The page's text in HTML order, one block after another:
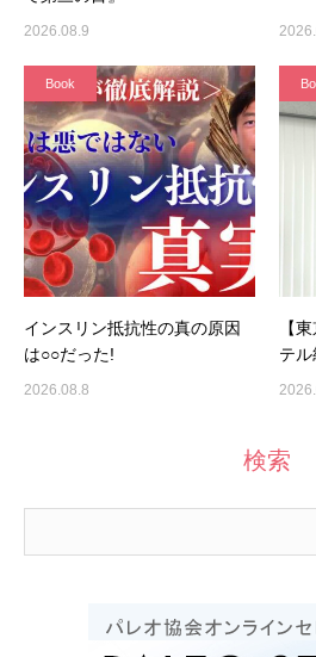
2026.08.9
Book
インスリン抵抗性の真の原因
は○○だった!
2026.08.8
【
テ
検索